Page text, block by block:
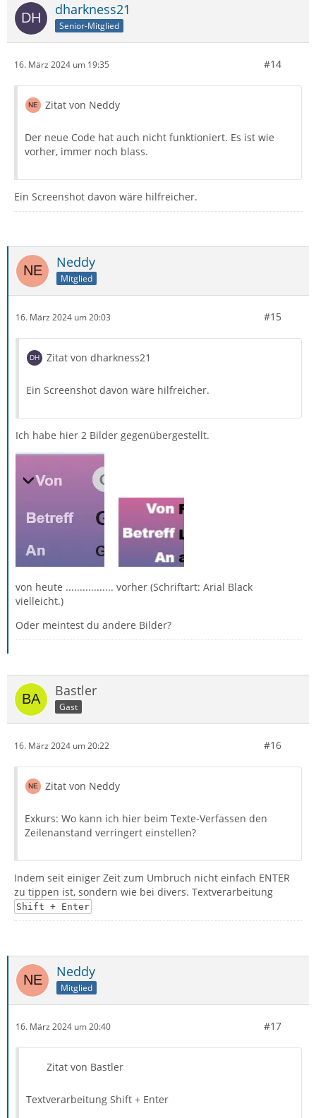
dharkness21
Senior-Mitglied
16. März 2024 um 19:35 #14
Zitat von Neddy
Der neue Code hat auch nicht funktioniert. Es ist wie
vorher, immer noch blass.
Ein Screenshot davon wäre hilfreicher.
Neddy
Mitglied
16. März 2024 um 20:03 #15
Zitat von dharkness21
Ein Screenshot davon wäre hilfreicher.
Ich habe hier 2 Bilder gegenübergestellt.
von heute ................. vorher (Schriftart: Arial Black
vielleicht.)
Oder meintest du andere Bilder?
Bastler
Gast
16. März 2024 um 20:22 #16
Zitat von Neddy
Exkurs: Wo kann ich hier beim Texte-Verfassen den
Zeilenanstand verringert einstellen?
Indem seit einiger Zeit zum Umbruch nicht einfach ENTER
zu tippen ist, sondern wie bei divers. Textverarbeitung
Shift + Enter
Neddy
Mitglied
16. März 2024 um 20:40 #17
Zitat von Bastler
Textverarbeitung Shift + Enter